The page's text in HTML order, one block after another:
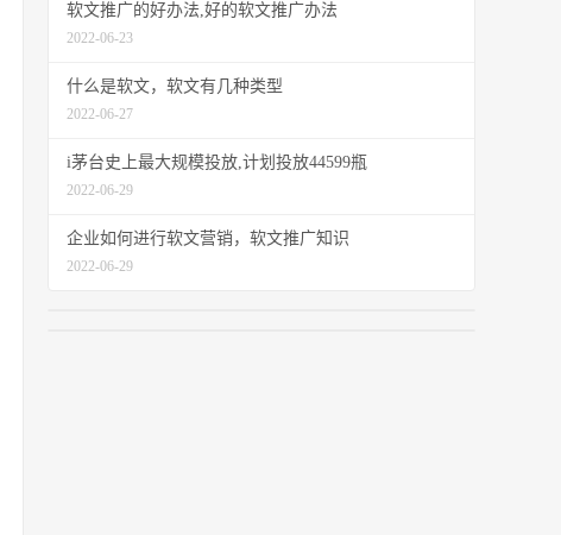
软文推广的好办法,好的软文推广办法
2022-06-23
什么是软文，软文有几种类型
2022-06-27
i茅台史上最大规模投放,计划投放44599瓶
2022-06-29
企业如何进行软文营销，软文推广知识
2022-06-29